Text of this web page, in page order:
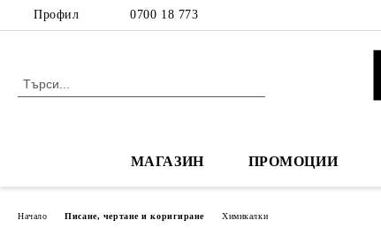
Профил 0700 18 773
МАГАЗИН ПРОМОЦИИ
Начало Писане, чертане и коригиране Химикалки